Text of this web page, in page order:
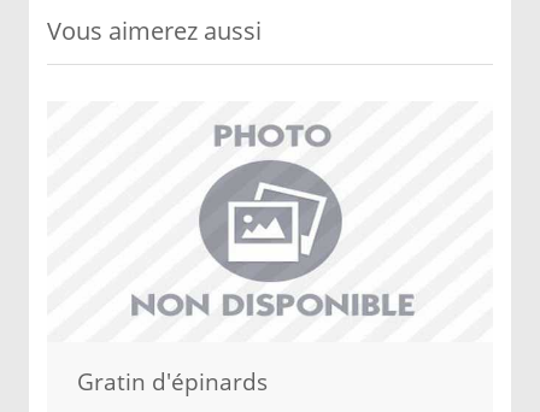
Vous aimerez aussi
Gratin d'épinards